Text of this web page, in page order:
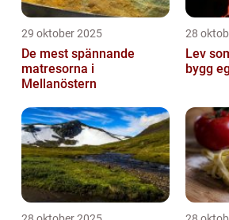
29 oktober 2025
De mest spännande
matresorna i
Mellanöstern
28
Lev
bygg